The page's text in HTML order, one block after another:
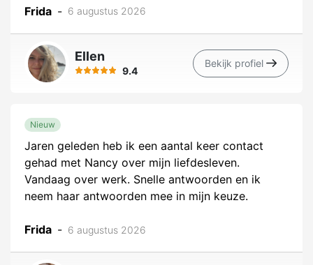
Frida - 6 augustus 2026
Ellen
9.4
Bekijk profiel
Nieuw
Jaren geleden heb ik een aantal keer contact
gehad met Nancy over mijn liefdesleven.
Vandaag over werk. Snelle antwoorden en ik
neem haar antwoorden mee in mijn keuze.
Frida - 6 augustus 2026